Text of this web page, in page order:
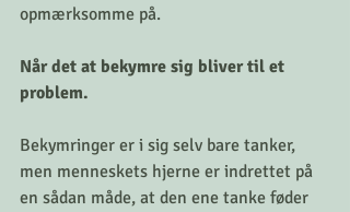
opmærksomme på.
Når det at bekymre sig bliver til et
problem.
Bekymringer er i sig selv bare tanker,
men menneskets hjerne er indrettet på
en sådan måde, at den ene tanke føder